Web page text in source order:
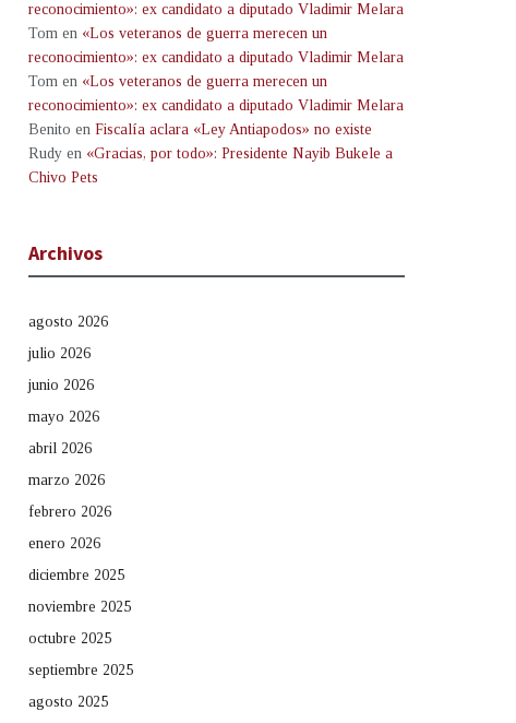
reconocimiento»: ex candidato a diputado Vladimir Melara
Tom en «Los veteranos de guerra merecen un
reconocimiento»: ex candidato a diputado Vladimir Melara
Tom en «Los veteranos de guerra merecen un
reconocimiento»: ex candidato a diputado Vladimir Melara
Benito en Fiscalía aclara «Ley Antiapodos» no existe
Rudy en «Gracias, por todo»: Presidente Nayib Bukele a
Chivo Pets
Archivos
agosto 2026
julio 2026
junio 2026
mayo 2026
abril 2026
marzo 2026
febrero 2026
enero 2026
diciembre 2025
noviembre 2025
octubre 2025
septiembre 2025
agosto 2025